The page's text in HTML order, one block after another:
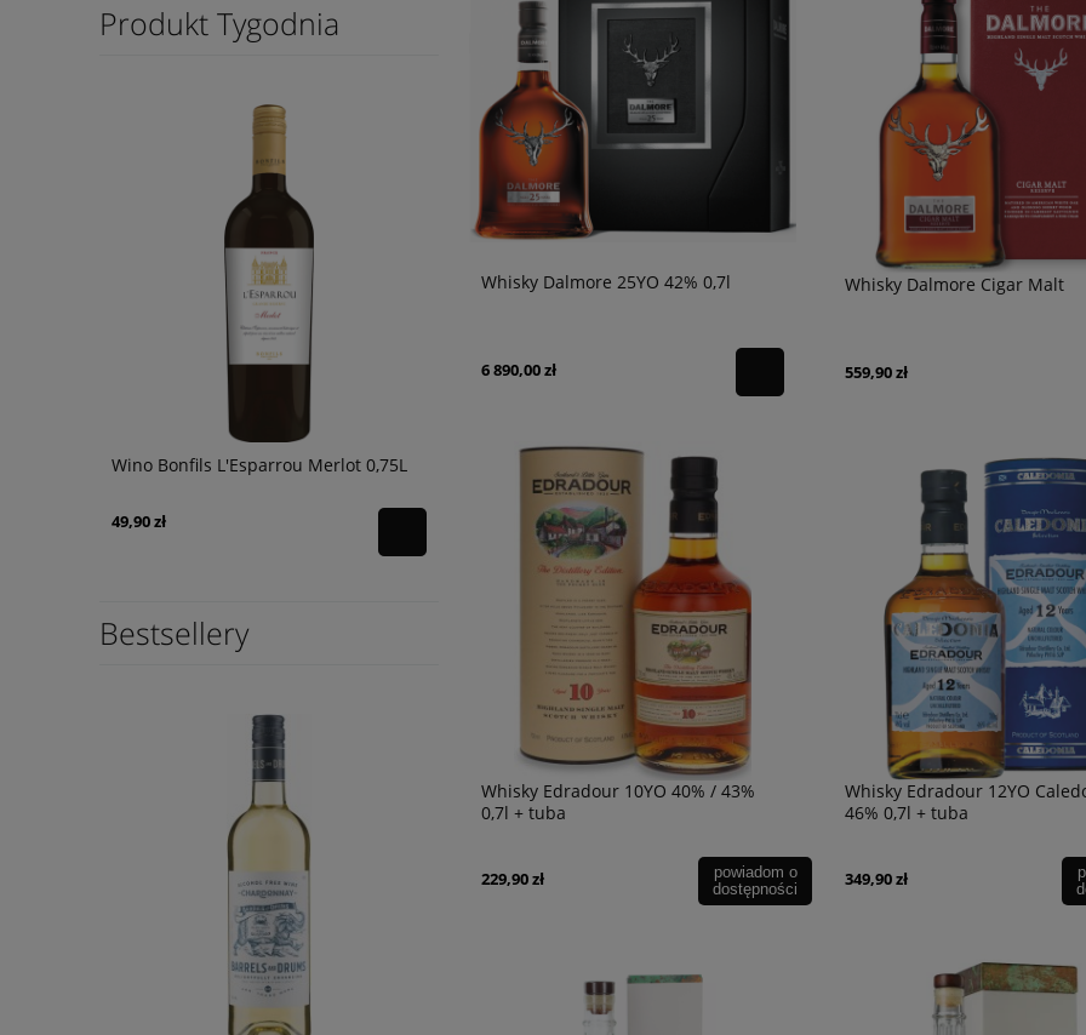
Produkt Tygodnia
Wino Bonfils L'Esparrou Merlot 0,75L
49,90 zł
Wino Oh Sister Blanco 0,75l Wino Bonfils L'Esparrou Rose 0,75L
Bestsellery
Whisky Dalmore 25YO 42% 0,7l
6 890,00 zł
Whisky Dalmore Cigar Malt
559,90 zł
Whisky Edradour 10YO 40% / 43%
0,7l + tuba
229,90 zł
powiadom o
dostępności
Whisky Edradour 12YO
46% 0,7l + tuba
349,90 zł